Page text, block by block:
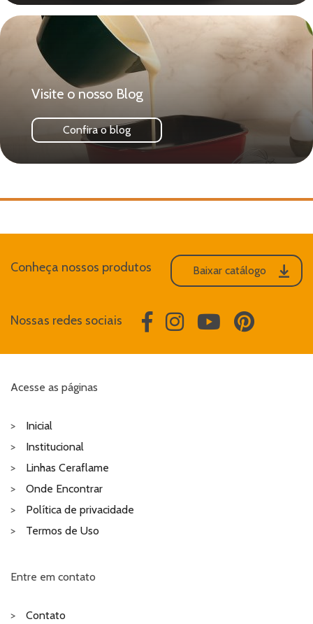
Visite o nosso Blog
Confira o blog
Conheça nossos produtos Baixar catálogo
Nossas redes sociais
Acesse as páginas
Inicial
Institucional
Linhas Ceraflame
Onde Encontrar
Política de privacidade
Termos de Uso
Entre em contato
Contato